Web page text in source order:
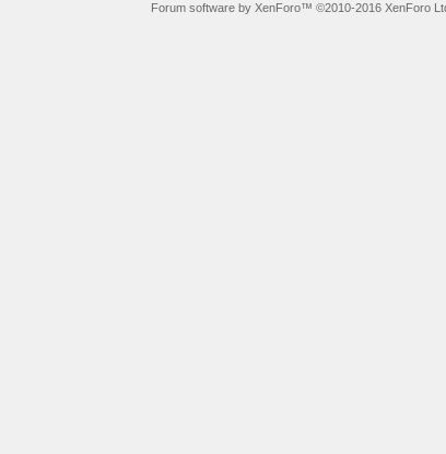
Forum software by XenForo™ ©2010-2016 XenForo